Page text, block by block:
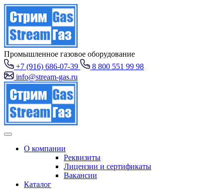
Промышленное газовое оборудование
+7 (916) 686-07-39
8 800 551 99 98
info@stream-gas.ru
О компании
Реквизиты
Лицензии и сертификаты
Вакансии
Каталог